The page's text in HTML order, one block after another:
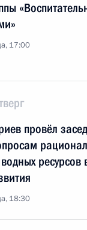
17:00
провёл
ресурсов
18:30